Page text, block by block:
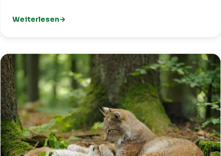
Weiterlesen
: 85. Geburtstag von Heinz Haynaly – der TCI gratuliert